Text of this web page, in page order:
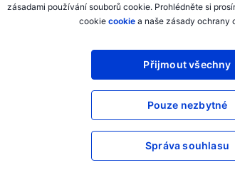
zásadami používání souborů cookie. Prohlédněte si
cookie cookie a naše zásady ochrany
Přijmout všechny
Pouze nezbytné
Správa souhlasu
XXXXXXX
XXXXXXX
XXXXXXX
XXXXXXX
XXXXXXX
Otevřete si